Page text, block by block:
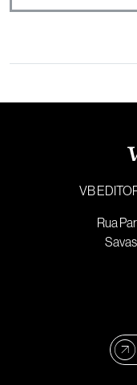
VB
Rua